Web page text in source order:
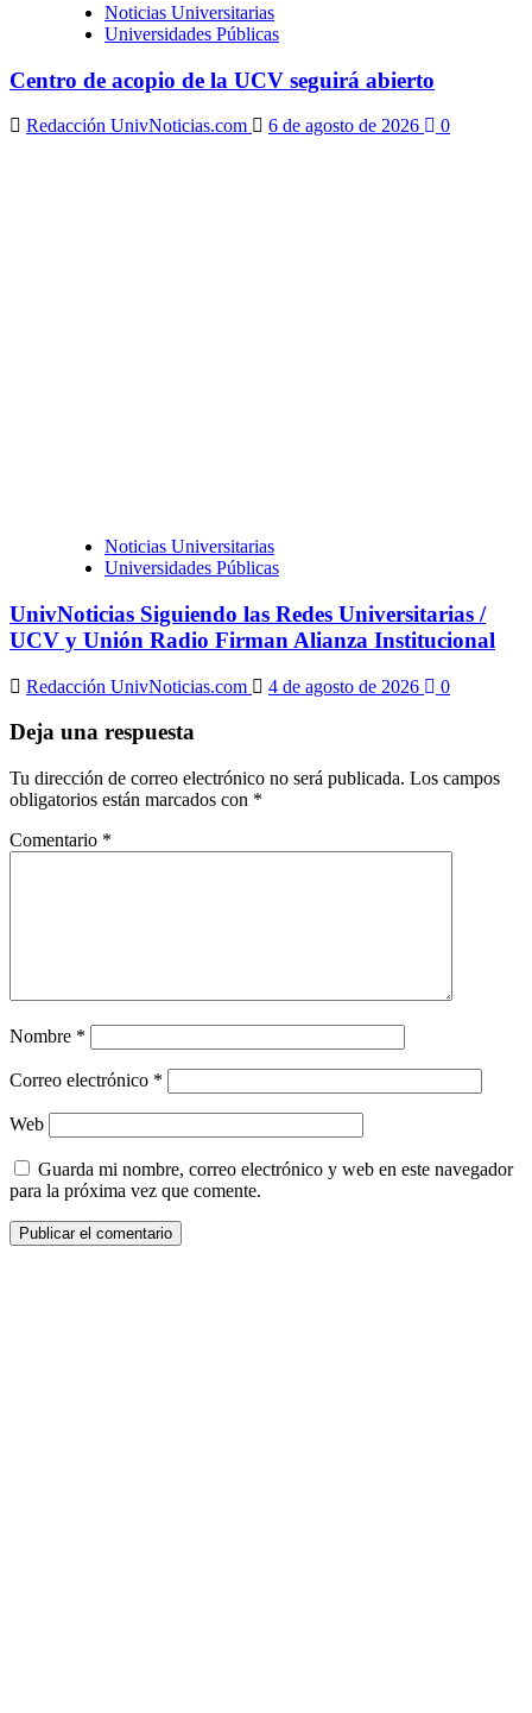
Noticias Universitarias
Universidades Públicas
Centro de acopio de la UCV seguirá abierto
Redacción UnivNoticias.com 6 de agosto de 2026 0
Noticias Universitarias
Universidades Públicas
UnivNoticias Siguiendo las Redes Universitarias /
UCV y Unión Radio Firman Alianza Institucional
Redacción UnivNoticias.com 4 de agosto de 2026 0
Deja una respuesta
Tu dirección de correo electrónico no será publicada. Los campos
obligatorios están marcados con *
Comentario *
Nombre *
Correo electrónico *
Web
Guarda mi nombre, correo electrónico y web en este navegador
para la próxima vez que comente.